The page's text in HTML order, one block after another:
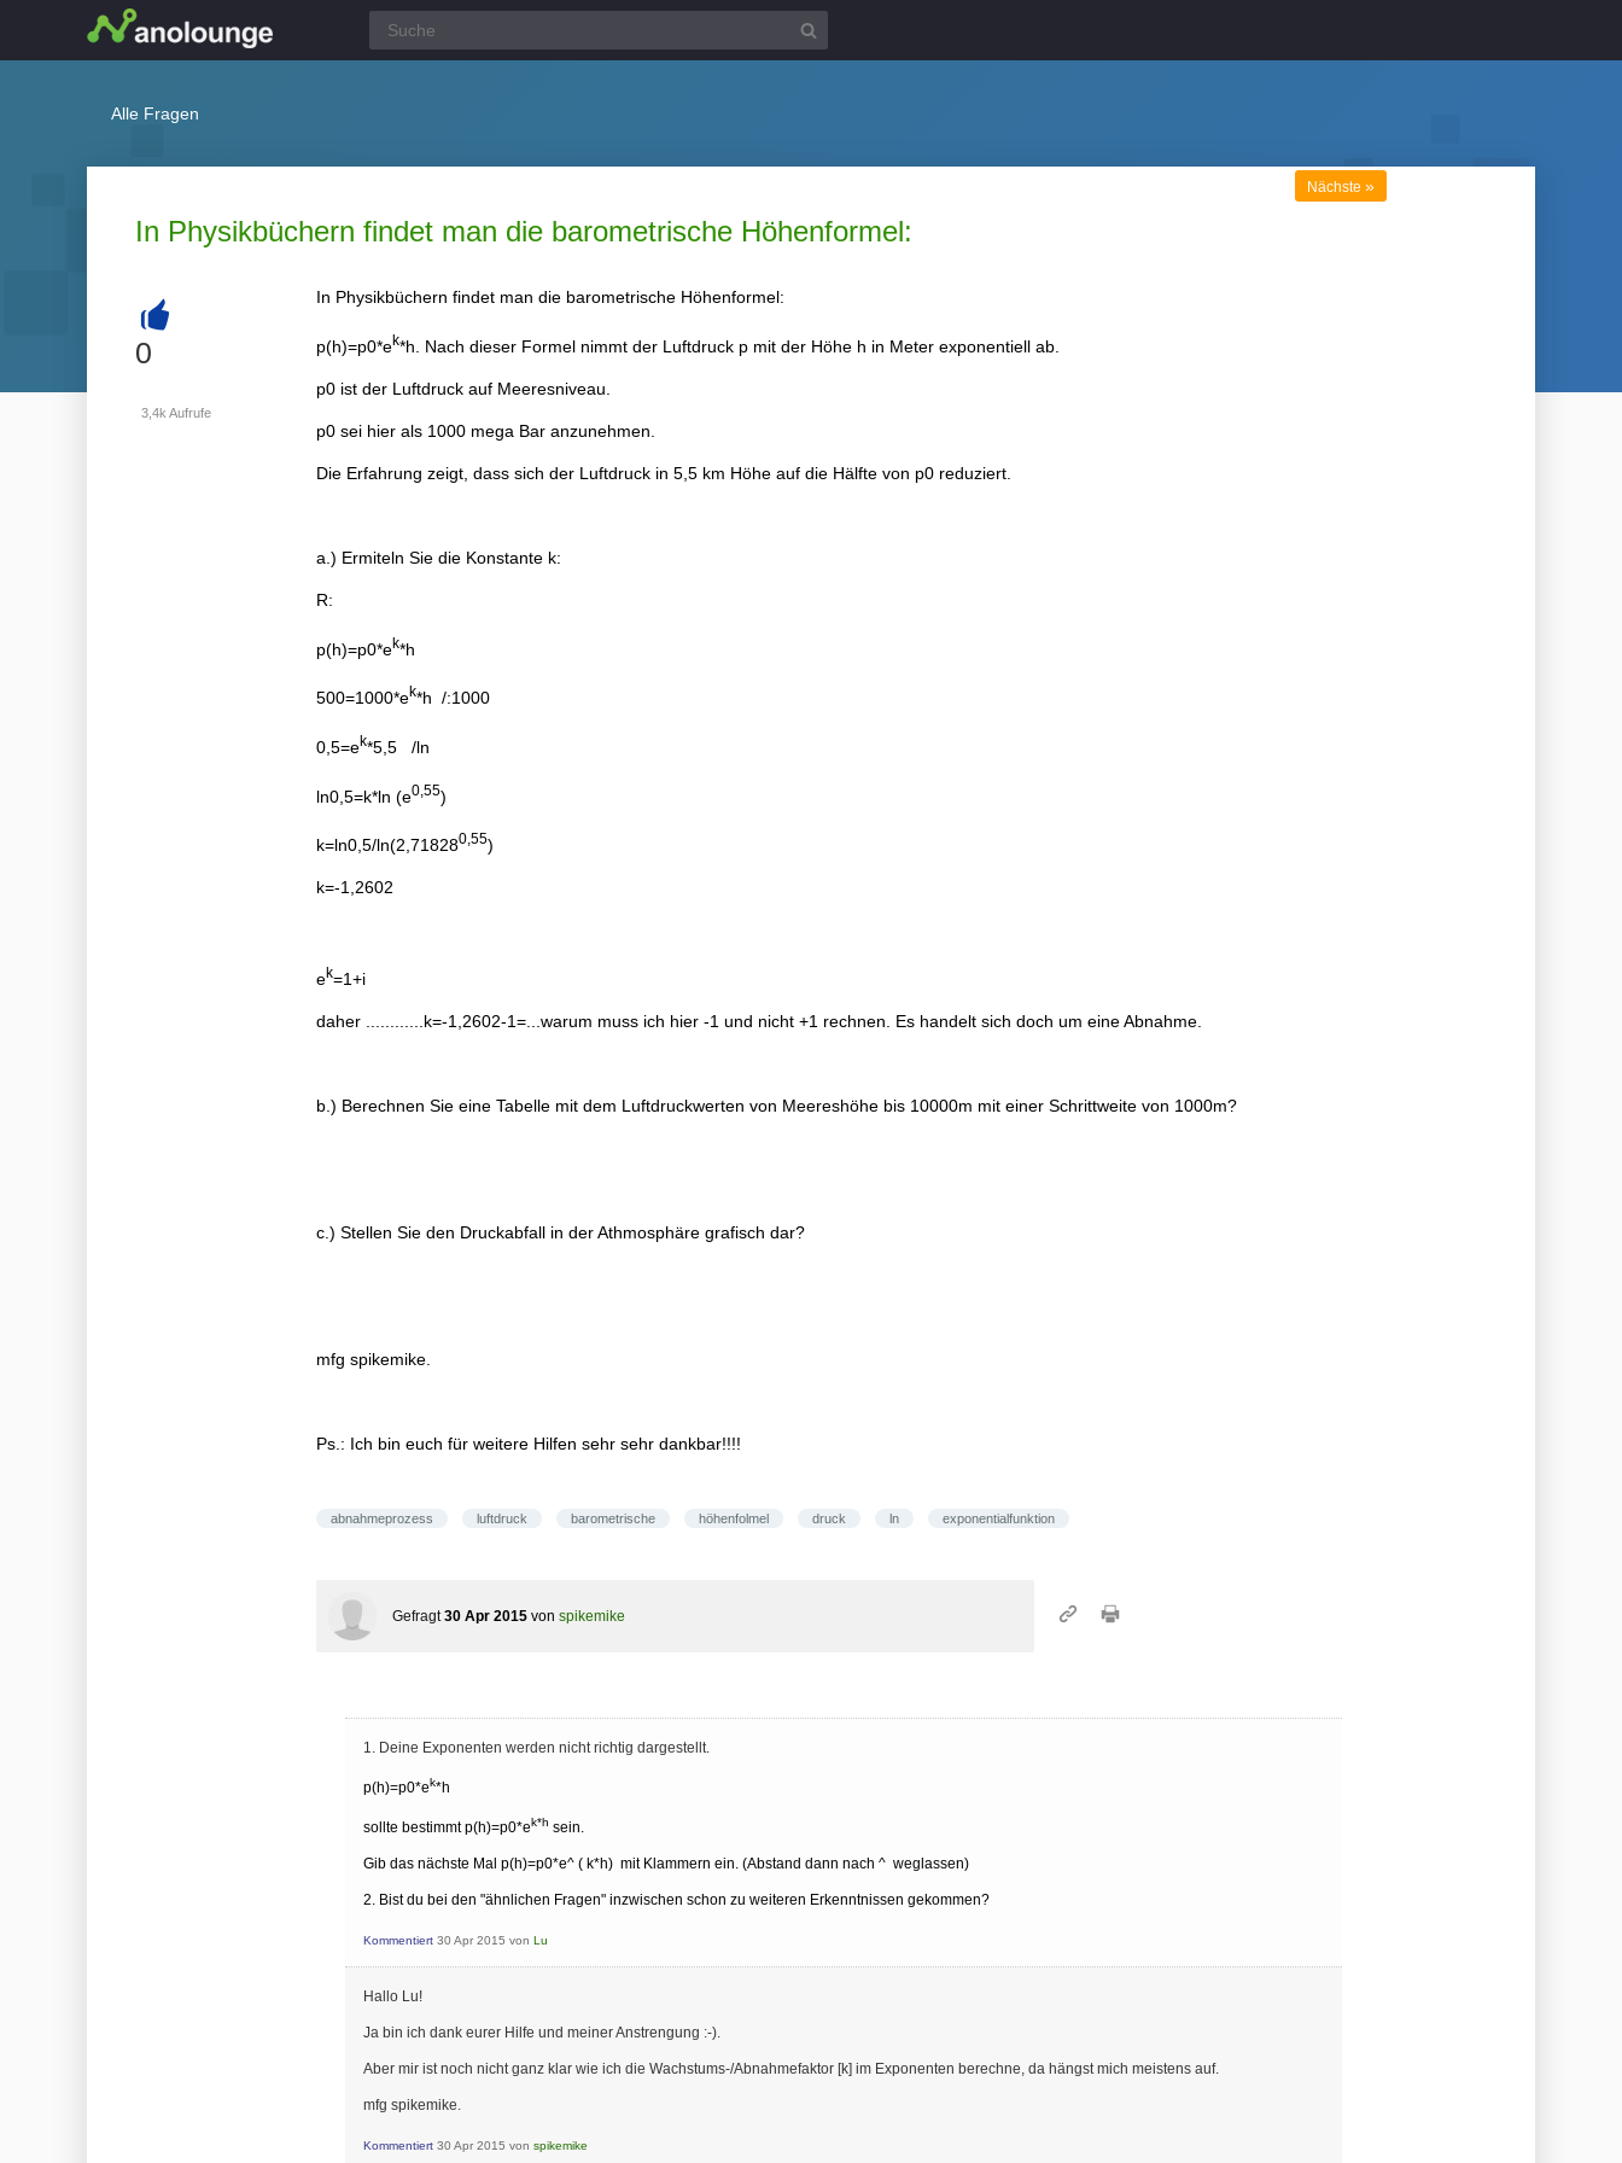
Alle Fragen
In Physikbüchern findet man die barometrische Höhenformel:
Nächste »
+
0
3,4k Aufrufe
In Physikbüchern findet man die barometrische Höhenformel:
p(h)=p0*ek*h. Nach dieser Formel nimmt der Luftdruck p mit der Höhe h in Meter exponentiell ab.
p0 ist der Luftdruck auf Meeresniveau.
p0 sei hier als 1000 mega Bar anzunehmen.
Die Erfahrung zeigt, dass sich der Luftdruck in 5,5 km Höhe auf die Hälfte von p0 reduziert.
a.) Ermiteln Sie die Konstante k:
R:
p(h)=p0*ek*h
500=1000*ek*h /:1000
0,5=ek*5,5 /ln
ln0,5=k*ln (e0,55)
k=ln0,5/ln(2,718280,55)
k=-1,2602
ek=1+i
daher ............k=-1,2602-1=...warum muss ich hier -1 und nicht +1 rechnen. Es handelt sich doch um eine Abnahme.
b.) Berechnen Sie eine Tabelle mit dem Luftdruckwerten von Meereshöhe bis 10000m mit einer Schrittweite von 1000m?
c.) Stellen Sie den Druckabfall in der Athmosphäre grafisch dar?
mfg spikemike.
Ps.: Ich bin euch für weitere Hilfen sehr sehr dankbar!!!!
abnahmeprozess luftdruck barometrische höhenfolmel druck ln exponentialfunktion
Gefragt 30 Apr 2015 von spikemike
1. Deine Exponenten werden nicht richtig dargestellt.
p(h)=p0*ek*h
sollte bestimmtp(h)=p0*ek*h sein.
Gib das nächste Mal p(h)=p0*e^ ( k*h) mit Klammern ein. (Abstand dann nach ^ weglassen)
2. Bist du bei den "ähnlichen Fragen" inzwischen schon zu weiteren Erkenntnissen gekommen?
Kommentiert 30 Apr 2015 von Lu
Hallo Lu!
Ja bin ich dank eurer Hilfe und meiner Anstrengung :-).
Aber mir ist noch nicht ganz klar wie ich die Wachstums-/Abnahmefaktor [k] im Exponenten berechne, da hängst mich meistens auf.
mfg spikemike.
Kommentiert 30 Apr 2015 von spikemike